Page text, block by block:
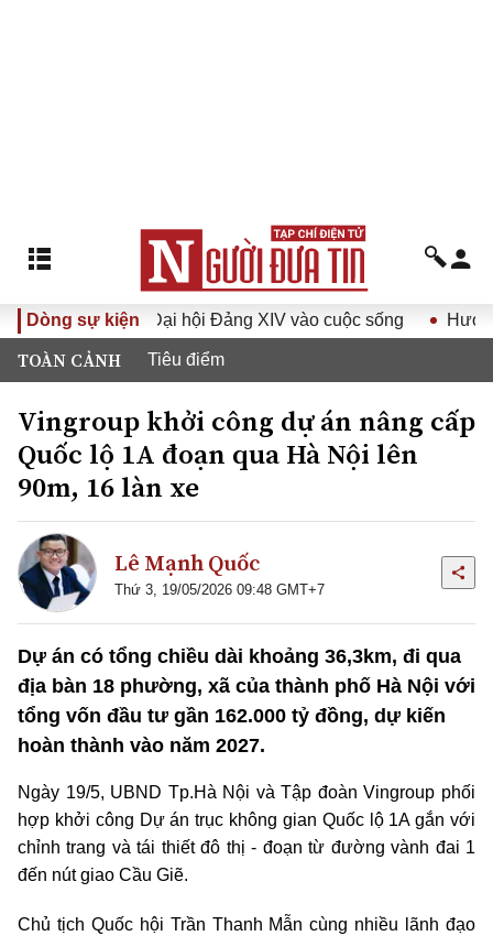
Dòng sự kiện
quyết Đại hội Đảng XIV vào cuộc sống Hướng tới Đại
TOÀN CẢNH Tiêu điểm
Vingroup khởi công dự án nâng cấp
Quốc lộ 1A đoạn qua Hà Nội lên
90m, 16 làn xe
Lê Mạnh Quốc
Thứ 3, 19/05/2026 09:48 GMT+7
Dự án có tổng chiều dài khoảng 36,3km, đi qua
địa bàn 18 phường, xã của thành phố Hà Nội với
tổng vốn đầu tư gần 162.000 tỷ đồng, dự kiến
hoàn thành vào năm 2027.
Ngày 19/5, UBND Tp.Hà Nội và Tập đoàn Vingroup phối
hợp khởi công Dự án trục không gian Quốc lộ 1A gắn với
chỉnh trang và tái thiết đô thị - đoạn từ đường vành đai 1
đến nút giao Cầu Giẽ.
Chủ tịch Quốc hội Trần Thanh Mẫn cùng nhiều lãnh đạo